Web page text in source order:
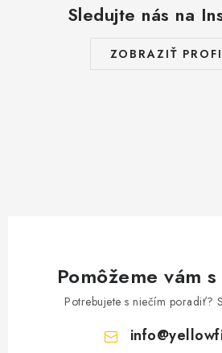
Sledujte nás na
ZOBRAZIŤ
Pomôžeme vám
Potrebujete s niečím poradiť?
info@